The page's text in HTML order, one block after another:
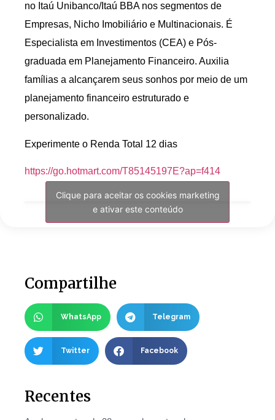
no Itaú Unibanco/Itaú BBA nos segmentos de
Empresas, Nicho Imobiliário e Multinacionais. É
Especialista em Investimentos (CEA) e Pós-
graduada em Planejamento Financeiro. Auxilia
famílias a alcançarem seus sonhos por meio de um
planejamento financeiro estruturado e
personalizado.
Experimente o Renda Total 12 dias
https://go.hotmart.com/T85145197E?ap=f414
Clique para aceitar os cookies marketing
e ativar este conteúdo
Compartilhe
WhatsApp Telegram
Twitter Facebook
Recentes